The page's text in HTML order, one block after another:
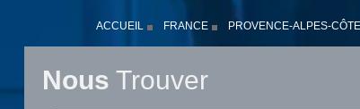
ACCUEIL FRANCE PROVENCE-ALPES-
Nous Trouver